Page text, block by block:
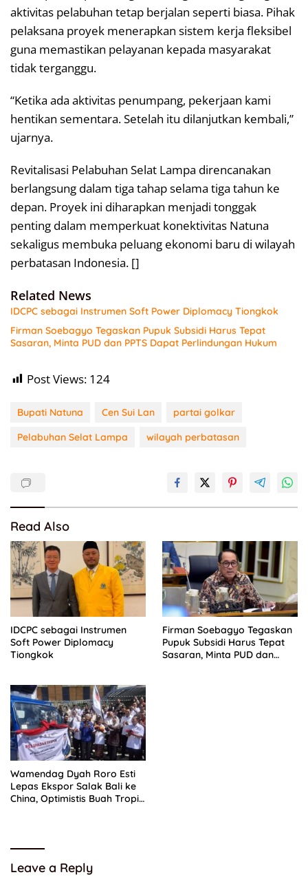
aktivitas pelabuhan tetap berjalan seperti biasa. Pihak
pelaksana proyek menerapkan sistem kerja fleksibel
guna memastikan pelayanan kepada masyarakat
tidak terganggu.
“Ketika ada aktivitas penumpang, pekerjaan kami
hentikan sementara. Setelah itu dilanjutkan kembali,”
ujarnya.
Revitalisasi Pelabuhan Selat Lampa direncanakan
berlangsung dalam tiga tahap selama tiga tahun ke
depan. Proyek ini diharapkan menjadi tonggak
penting dalam memperkuat konektivitas Natuna
sekaligus membuka peluang ekonomi baru di wilayah
perbatasan Indonesia. []
Related News
IDCPC sebagai Instrumen Soft Power Diplomacy Tiongkok
Firman Soebagyo Tegaskan Pupuk Subsidi Harus Tepat
Sasaran, Minta PUD dan PPTS Dapat Perlindungan Hukum
Post Views: 124
Bupati Natuna Cen Sui Lan
partai golkar
Pelabuhan Selat Lampa
wilayah perbatasan
Read Also
IDCPC sebagai Instrumen
Soft Power Diplomacy
Tiongkok
Firman Soebagyo Tegaskan
Pupuk Subsidi Harus Tepat
Sasaran, Minta PUD dan
Wamendag Dyah Roro Esti
Lepas Ekspor Salak Bali ke
China, Optimistis Buah Tropis
Leave a Reply